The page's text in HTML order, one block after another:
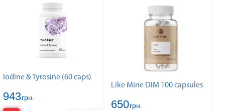
Iodine & Tyrosine (60 caps)
943грн.
Like Mine DIM 100 capsules
650грн.